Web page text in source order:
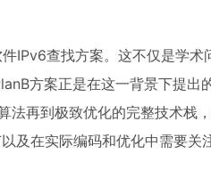
IPv6查找方案。这不仅是学术
方案正是在这一背景下提出
法再到极致优化的完整技术栈
及在实际编码和优化中需要关